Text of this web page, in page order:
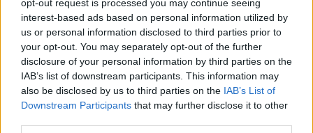
opt-out request is processed you may continue seeing
interest-based ads based on personal information utilized by
us or personal information disclosed to third parties prior to
your opt-out. You may separately opt-out of the further
disclosure of your personal information by third parties on the
IAB’s list of downstream participants. This information may
also be disclosed by us to third parties on the IAB’s List of
Downstream Participants that may further disclose it to other
Την ίδια χρονιά έπαιξε σε 10 αγώνες στη G-League με τους
Erie BayHawks, μετρώντας 11,2 πόντους, 4,1 ριμπάουντ και
1,3 ασίστ.
Την επόμενη αγωνιστική περίοδο (2014-2015), τη μοίρασε,
παίζοντας για τις μεξικάνικες Jefes (18 π., 6,3 ριμ., 1,4 ασ.
και 1,1 κλ. σε 14 αναμετρήσεις) και Fuerza Guinda de